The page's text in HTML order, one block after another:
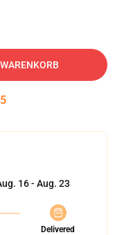
16 - Aug. 23
Delivered